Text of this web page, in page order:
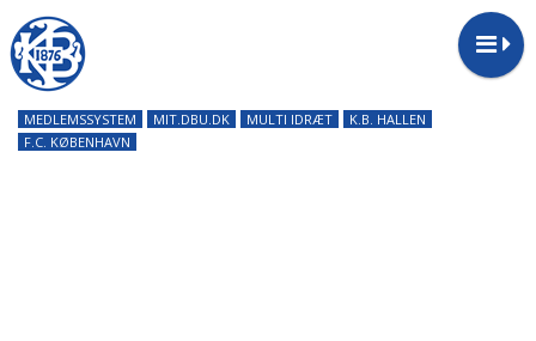
MEDLEMSSYSTEM MIT.DBU.DK MULTI IDRÆT
K.B. HALLEN
F.C. KØBENHAVN